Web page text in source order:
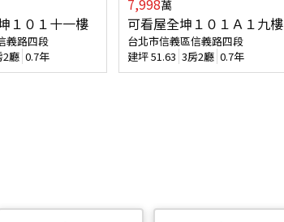
１０１十一樓
義路四段
2廳 0.7年
7,998萬
可看屋全坤１０１Ａ１九樓
台北市信義區信義路四段
建坪51.63 3房2廳 0.7年